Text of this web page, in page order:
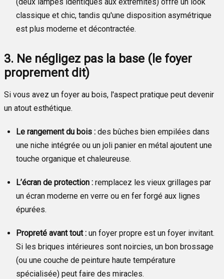
classique et chic, tandis qu'une disposition asymétrique
est plus moderne et décontractée.
3. Ne négligez pas la base (le foyer
proprement dit)
Si vous avez un foyer au bois, l'aspect pratique peut devenir
un atout esthétique.
Le rangement du bois : des bûches bien empilées dans
une niche intégrée ou un joli panier en métal ajoutent une
touche organique et chaleureuse.
L’écran de protection : remplacez les vieux grillages par
un écran moderne en verre ou en fer forgé aux lignes
épurées.
Propreté avant tout : un foyer propre est un foyer invitant.
Si les briques intérieures sont noircies, un bon brossage
(ou une couche de peinture haute température
spécialisée) peut faire des miracles.